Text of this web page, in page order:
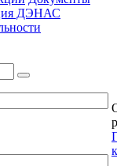
ДЭНАС